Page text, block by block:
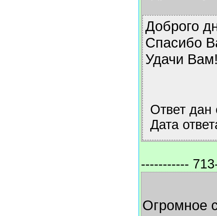
Доброго
Спасибо
Удачи
Ответ дан
Дата
-----------
Огромное